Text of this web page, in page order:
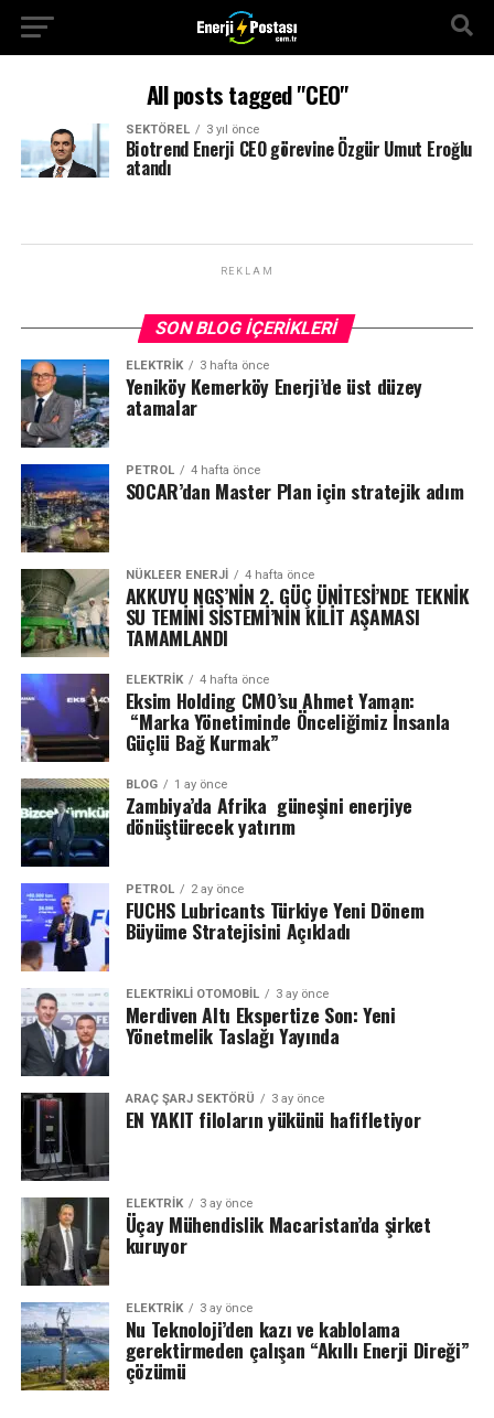
All posts tagged "CEO"
SEKTÖREL 3 yıl önce
Biotrend Enerji CEO görevine Özgür Umut Eroğlu
atandı
REKLAM
SON BLOG İÇERIKLERI
ELEKTRİK 3 hafta önce
Yeniköy Kemerköy Enerji’de üst düzey
atamalar
PETROL 4 hafta önce
SOCAR’dan Master Plan için stratejik adım
NÜKLEER ENERJI 4 hafta önce
AKKUYU NGS’NİN 2. GÜÇ ÜNİTESİ’NDE TEKNİK
SU TEMİNİ SİSTEMİ’NİN KİLİT AŞAMASI
TAMAMLANDI
ELEKTRİK 4 hafta önce
Eksim Holding CMO’su Ahmet Yaman:
“Marka Yönetiminde Önceliğimiz İnsanla
Güçlü Bağ Kurmak”
BLOG 1 ay önce
Zambiya’da Afrika güneşini enerjiye
dönüştürecek yatırım
PETROL 2 ay önce
FUCHS Lubricants Türkiye Yeni Dönem
Büyüme Stratejisini Açıkladı
ELEKTRIKLI OTOMOBIL 3 ay önce
Merdiven Altı Ekspertize Son: Yeni
Yönetmelik Taslağı Yayında
ARAÇ ŞARJ SEKTÖRÜ 3 ay önce
EN YAKIT filoların yükünü hafifletiyor
ELEKTRİK 3 ay önce
Üçay Mühendislik Macaristan’da şirket
kuruyor
ELEKTRİK 3 ay önce
Nu Teknoloji’den kazı ve kablolama
gerektirmeden çalışan “Akıllı Enerji Direği”
çözümü